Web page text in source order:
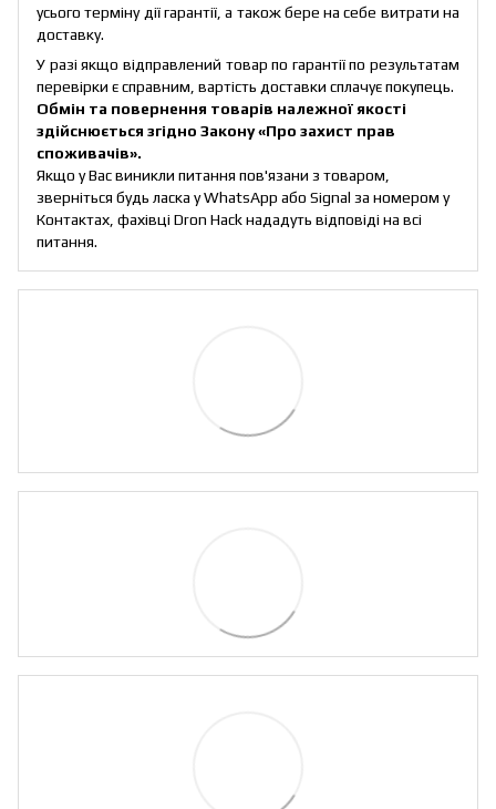
усього терміну дії гарантії, а також бере на себе витрати на
доставку.
У разі якщо відправлений товар по гарантії по результатам
перевірки є справним, вартість доставки сплачує покупець.
Обмін та повернення товарів належної якості
здійснюється згідно Закону«Про захист прав
споживачів».
Якщо у Вас виникли питання пов'язани з товаром,
зверніться будь ласка у WhatsApp або Signal за номером у
Контактах, фахівці Dron Hack нададуть відповіді на всі
питання.